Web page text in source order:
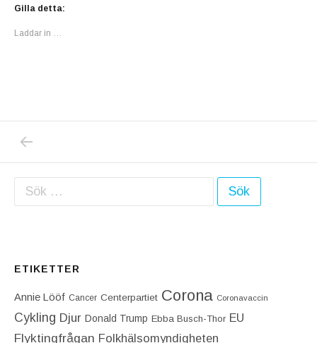
Gilla detta:
Laddar in …
Inläggsnavigering
Sök efter:
ETIKETTER
Annie Lööf Cancer Centerpartiet‎ Corona Coronavaccin
Cykling Djur Donald Trump Ebba Busch-Thor EU
Flyktingfrågan Folkhälsomyndigheten